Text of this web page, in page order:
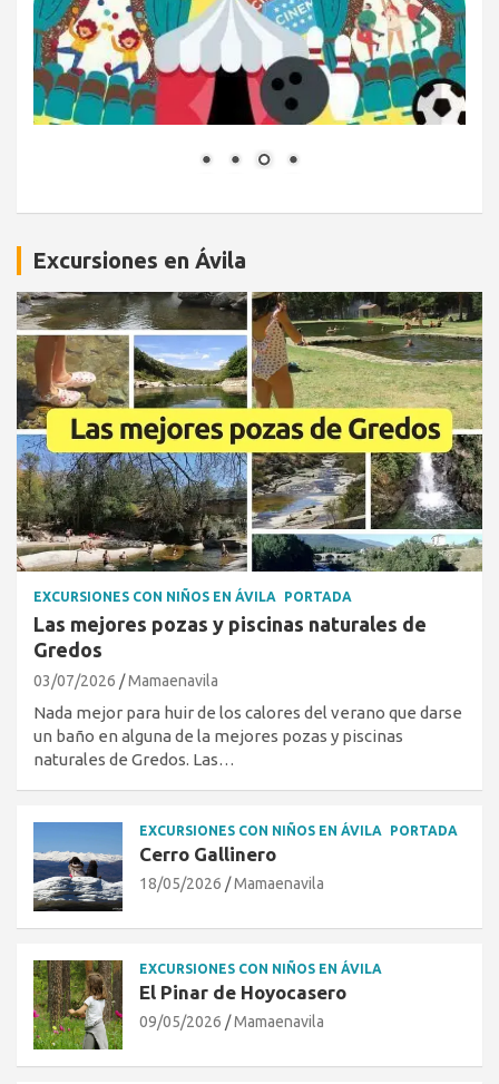
Excursiones en Ávila
EXCURSIONES CON NIÑOS EN ÁVILA PORTADA
Las mejores pozas y piscinas naturales de
Gredos
03/07/2026 Mamaenavila
Nada mejor para huir de los calores del verano que darse
un baño en alguna de la mejores pozas y piscinas
naturales de Gredos. Las…
EXCURSIONES CON NIÑOS EN ÁVILA PORTADA
Cerro Gallinero
18/05/2026 Mamaenavila
EXCURSIONES CON NIÑOS EN ÁVILA
El Pinar de Hoyocasero
09/05/2026 Mamaenavila